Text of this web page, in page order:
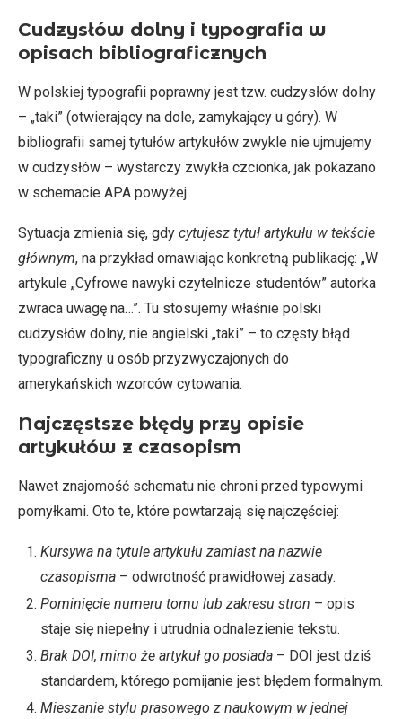
Cudzysłów dolny i typografia w
opisach bibliograficznych
W polskiej typografii poprawny jest tzw. cudzysłów dolny
– „taki” (otwierający na dole, zamykający u góry). W
bibliografii samej tytułów artykułów zwykle nie ujmujemy
w cudzysłów – wystarczy zwykła czcionka, jak pokazano
w schemacie APA powyżej.
Sytuacja zmienia się, gdy cytujesz tytuł artykułu w tekście
głównym, na przykład omawiając konkretną publikację: „W
artykule „Cyfrowe nawyki czytelnicze studentów” autorka
zwraca uwagę na…”. Tu stosujemy właśnie polski
cudzysłów dolny, nie angielski „taki” – to częsty błąd
typograficzny u osób przyzwyczajonych do
amerykańskich wzorców cytowania.
Najczęstsze błędy przy opisie
artykułów z czasopism
Nawet znajomość schematu nie chroni przed typowymi
pomyłkami. Oto te, które powtarzają się najczęściej:
Kursywa na tytule artykułu zamiast na nazwie
czasopisma – odwrotność prawidłowej zasady.
Pominięcie numeru tomu lub zakresu stron – opis
staje się niepełny i utrudnia odnalezienie tekstu.
Brak DOI, mimo że artykuł go posiada – DOI jest dziś
standardem, którego pomijanie jest błędem formalnym.
Mieszanie stylu prasowego z naukowym w jednej